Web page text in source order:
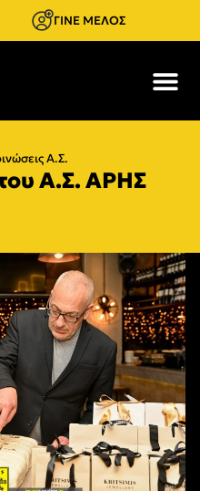
ΓΙΝΕ ΜΕΛΟΣ
Α.Σ.
Α.Σ. ΑΡΗΣ